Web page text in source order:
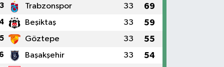
3 Trabzonspor 33 69
Beşiktaş 33 59
5 Göztepe 33 55
Başakşehir 33 54